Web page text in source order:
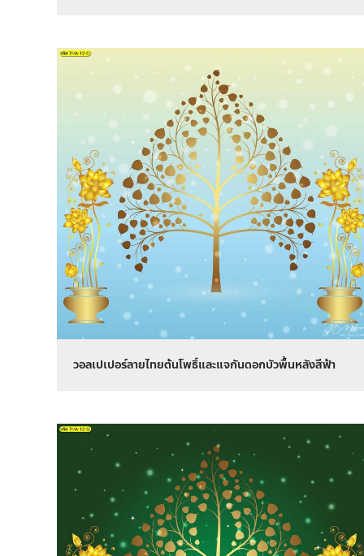
วอลเปเปอร์ลายไทยต้นโพธิ์และแจกันดอกบัวพื้นหลังสีฟ้า